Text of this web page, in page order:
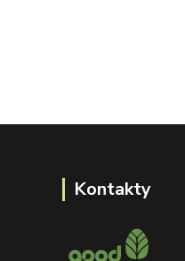
Kontakty